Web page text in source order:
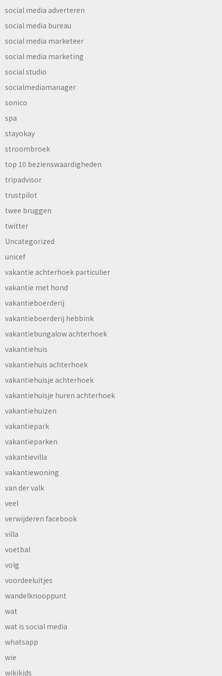
social media adverteren
social media bureau
social media marketeer
social media marketing
social studio
socialmediamanager
sonico
spa
stayokay
stroombroek
top 10 bezienswaardigheden
tripadvisor
trustpilot
twee bruggen
twitter
Uncategorized
unicef
vakantie achterhoek particulier
vakantie met hond
vakantieboerderij
vakantieboerderij hebbink
vakantiebungalow achterhoek
vakantiehuis
vakantiehuis achterhoek
vakantiehuisje achterhoek
vakantiehuisje huren achterhoek
vakantiehuizen
vakantiepark
vakantieparken
vakantievilla
vakantiewoning
van der valk
veel
verwijderen facebook
villa
voetbal
volg
voordeeluitjes
wandelknooppunt
wat
wat is social media
whatsapp
wie
wikikids